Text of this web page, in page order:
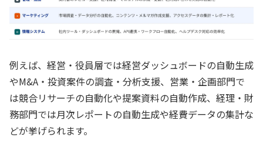
例えば、経営・役員層では経営ダッシュボードの自動生成
やM&A・投資案件の調査・分析支援、営業・企画部門で
は競合リサーチの自動化や提案資料の自動作成、経理・財
務部門では月次レポートの自動生成や経費データの集計な
どが挙げられます。